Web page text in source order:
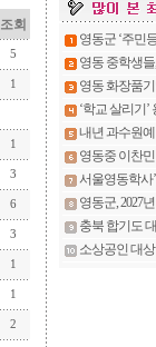
조회
5
1
1
3
6
3
1
1
2